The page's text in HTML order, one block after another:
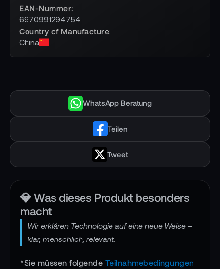
EAN-Nummer
6970991294754
Country of Manufacture
China
WhatsApp Beratung
Teilen
Tweet
💎 Was dieses Produkt besonders
macht
Wir erklären Technologie auf eine neue Weise –
klar, menschlich, relevant.
*Sie müssen folgende Teilnahmebedingungen